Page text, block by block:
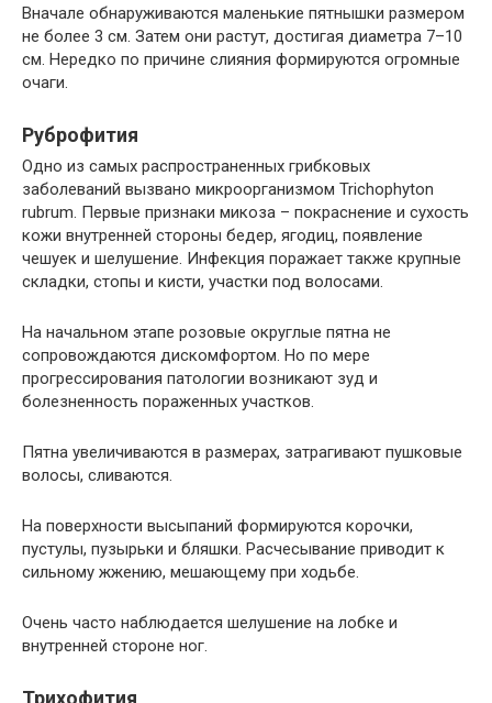
Вначале обнаруживаются маленькие пятнышки размером
не более 3 см. Затем они растут, достигая диаметра 7–10
см. Нередко по причине слияния формируются огромные
очаги.
Руброфития
Одно из самых распространенных грибковых
заболеваний вызвано микроорганизмом Trichophyton
rubrum. Первые признаки микоза – покраснение и сухость
кожи внутренней стороны бедер, ягодиц, появление
чешуек и шелушение. Инфекция поражает также крупные
складки, стопы и кисти, участки под волосами.
На начальном этапе розовые округлые пятна не
сопровождаются дискомфортом. Но по мере
прогрессирования патологии возникают зуд и
болезненность пораженных участков.
Пятна увеличиваются в размерах, затрагивают пушковые
волосы, сливаются.
На поверхности высыпаний формируются корочки,
пустулы, пузырьки и бляшки. Расчесывание приводит к
сильному жжению, мешающему при ходьбе.
Очень часто наблюдается шелушение на лобке и
внутренней стороне ног.
Трихофития